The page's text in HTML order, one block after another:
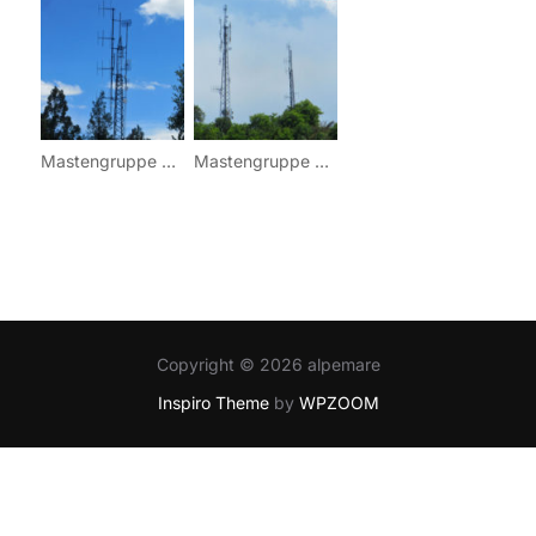
Mastengruppe 2 (Frazione/Ortsschaft Cappolletti) Mastengruppe 2 (Frazione/Ortsschaft Cappolletti)
Copyright © 2026 alpemare
Inspiro Themeby WPZOOM